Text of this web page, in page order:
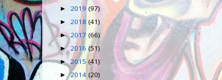
► 2019(97)
► 2018 (41)
►2017 (66)
►2016 (51)
►2015(41)
►2014 (20)